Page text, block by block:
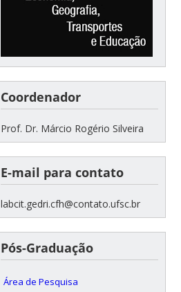
Coordenador
Prof. Dr. Márcio Rogério Silveira
E-mail para contato
labcit.gedri.cfh@contato.ufsc.br
Pós-Graduação
Área de Pesquisa